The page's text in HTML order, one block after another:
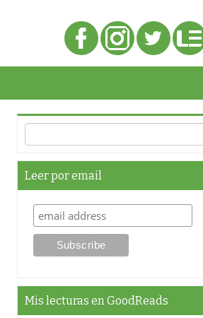
Leer por email
Mis lecturas en GoodReads